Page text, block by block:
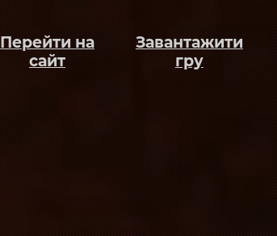
Перейти на
сайт
Завантажити
гру